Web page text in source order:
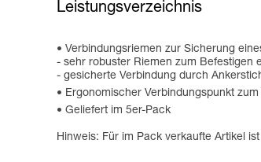
Leistungsverzeichnis
Verbindungsriemen zur Sicherung
- sehr robuster Riemen zum Befestigen
- gesicherte Verbindung durch
Ergonomischer Verbindungspunkt
Geliefert im 5er-Pack
Hinweis: Für im Pack verkaufte Artikel